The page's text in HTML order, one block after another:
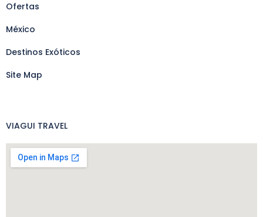
Ofertas
México
Destinos Exóticos
Site Map
VIAGUI TRAVEL